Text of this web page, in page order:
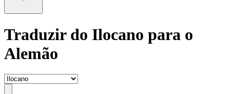
Traduzir do Ilocano para o
Alemão